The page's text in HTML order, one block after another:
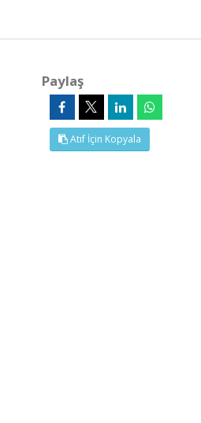
Paylaş
Atıf İçin Kopyala